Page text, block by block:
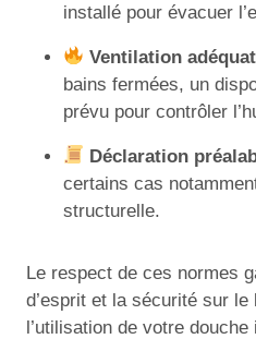
installé pour évacuer
Ventilation
bains fermées, un
prévu pour contrôler
Déclaration
certains cas
structurelle.
Le respect de ces normes
d’esprit et la sécurité sur
l’utilisation de votre